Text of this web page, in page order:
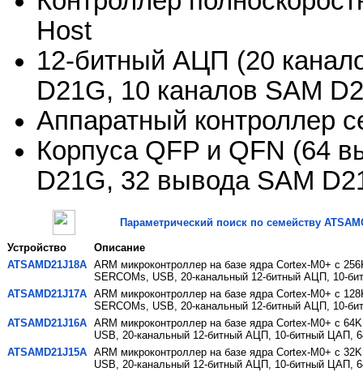
Host
12-битный АЦП (20
D21G, 10 каналов SAM
Аппаратный контроллер
Корпуса QFP и QFN (64
D21G, 32 вывода SAM
Параметрический поиск по семейству
Устройство
Описание
ATSAMD21J18A ARM микроконтроллер на базе ядра Cortex-M0+ с
SERCOMs, USB, 20-канальный 12-битный АЦП, 10-
ATSAMD21J17A ARM микроконтроллер на базе ядра Cortex-M0+ с
SERCOMs, USB, 20-канальный 12-битный АЦП, 10-
ATSAMD21J16A ARM микроконтроллер на базе ядра Cortex-M0+ с
USB, 20-канальный 12-битный АЦП, 10-битный ЦАП,
ATSAMD21J15A ARM микроконтроллер на базе ядра Cortex-M0+ с
USB, 20-канальный 12-битный АЦП, 10-битный ЦАП,